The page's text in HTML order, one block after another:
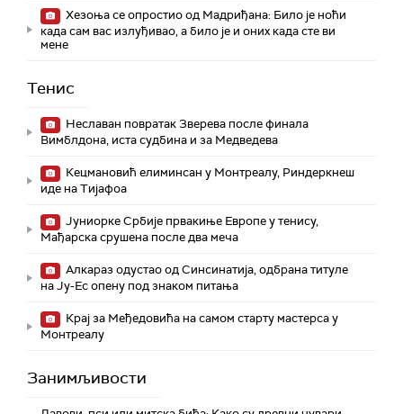
Хезоња се опростио од Мадриђана: Било је ноћи
када сам вас излуђивао, а било је и оних када сте ви
мене
Тенис
Неславан повратак Зверева после финала
Вимблдона, иста судбина и за Медведева
Кецмановић елиминсан у Монтреалу, Риндеркнеш
иде на Тијафоа
Јуниорке Србије првакиње Европе у тенису,
Мађарска срушена после два меча
Алкараз одустао од Синсинатија, одбрана титуле
на Ју-Ес опену под знаком питања
Крај за Међедовића на самом старту мастерса у
Монтреалу
Занимљивости